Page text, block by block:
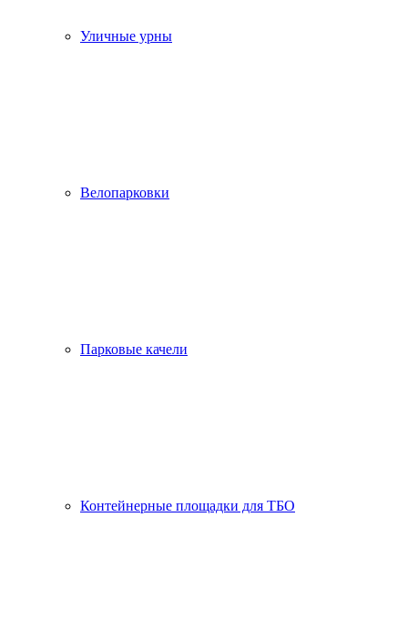
Уличные урны
Велопарковки
Парковые качели
Контейнерные площадки для ТБО